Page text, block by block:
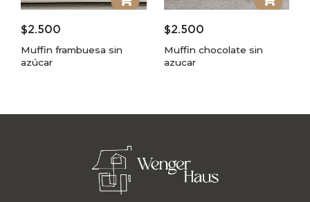
$2.500
Muffin frambuesa sin
azúcar
$2.500
Muffin chocolate sin
azucar